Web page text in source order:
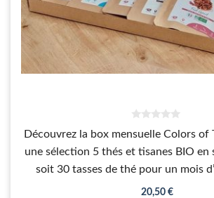
s
u
r
5
Découvrez la box mensuelle Colors of
une sélection 5 thés et tisanes BIO en
soit 30 tasses de thé pour un mois
20,50 €